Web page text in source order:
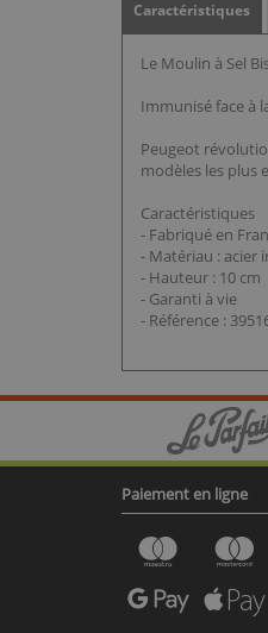
Caractéristiques
Le Moulin à Sel
Immunisé face à
Peugeot
modèles les plus
Caractéristiques
- Fabriqué en
- Matériau : acier
- Hauteur : 10 cm
- Garanti à vie
- Référence :
Paiement en ligne